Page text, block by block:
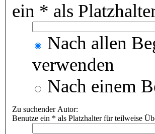
ein * als
Nach allen
verwenden
Nach einem
Zu suchender Autor:
Benutze ein * als Platzhalter für teilweise